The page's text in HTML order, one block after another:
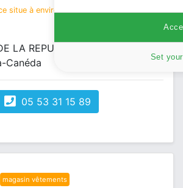
situe à environ 1 km de votre recherche
LA REPUBLIQUE
Canéda
05 53 31 15 89
magasin vêtements
Set